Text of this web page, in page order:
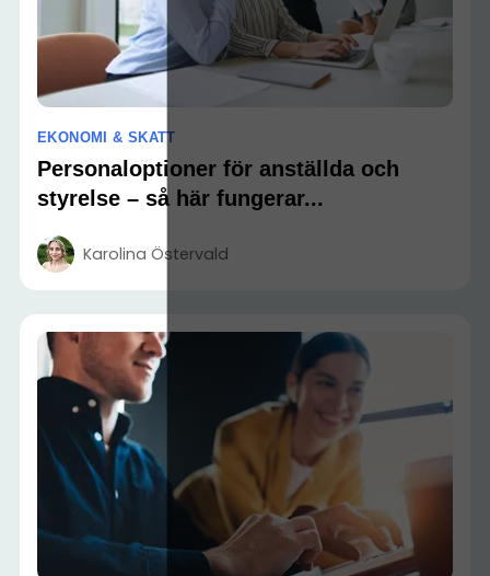
EKONOMI & SKATT
Personaloptioner för anställda och
styrelse – så här fungerar...
Karolina Östervald